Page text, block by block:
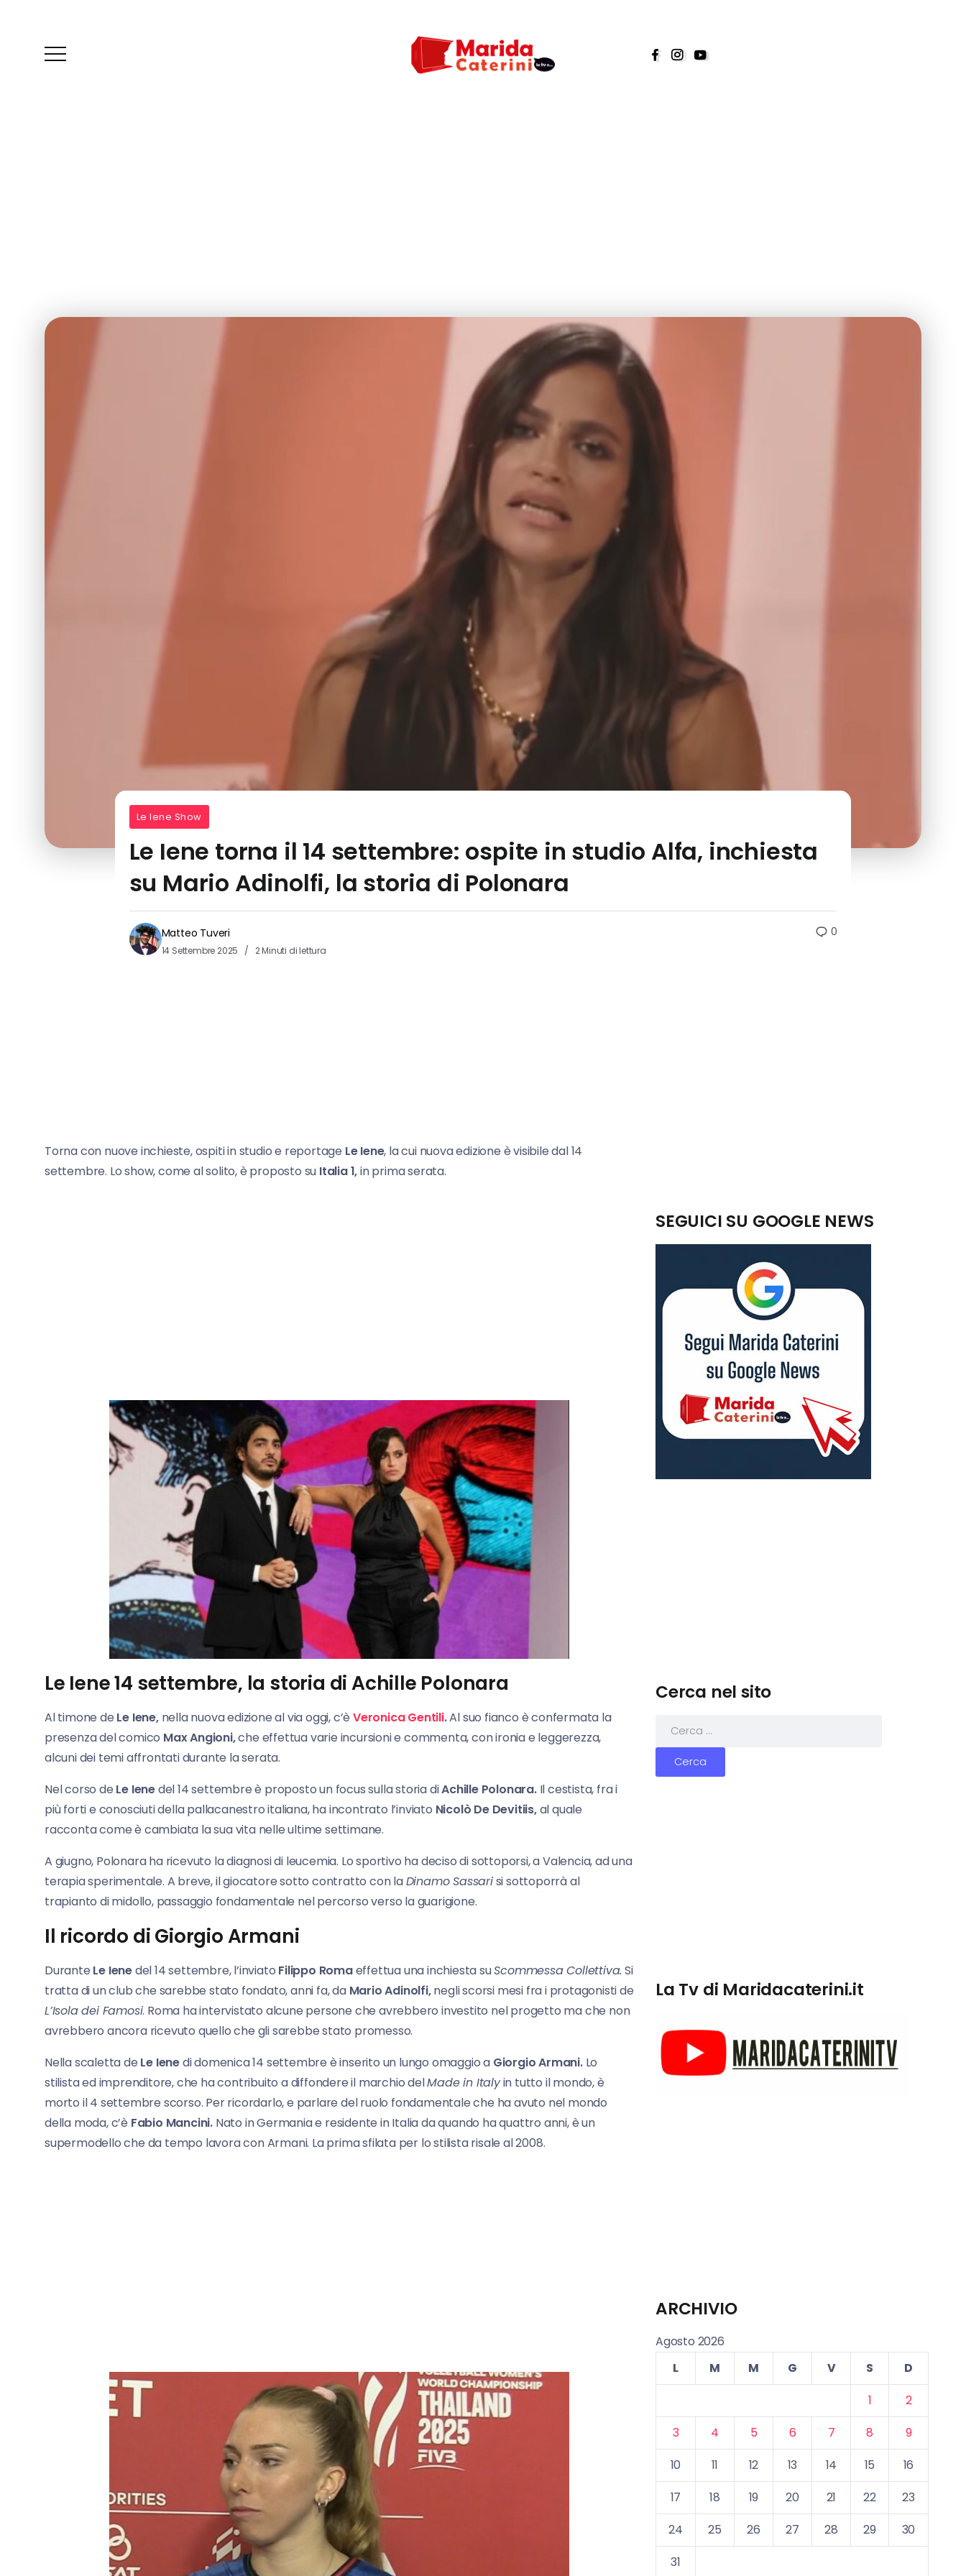
Le Iene Show
Le Iene torna il 14 settembre: ospite in studio Alfa, inchiesta
su Mario Adinolfi, la storia di Polonara
Matteo Tuveri
14 Settembre 2025 2 Minuti di lettura
0
Torna con nuove inchieste, ospiti in studio e reportage Le Iene, la cui nuova edizione è visibile dal 14
settembre. Lo show, come al solito, è proposto su Italia 1,in prima serata.
Le Iene 14 settembre, la storia di Achille Polonara
Al timone de Le Iene,nella nuova edizione al via oggi, c’èVeronica Gentili.Al suo fianco è confermata la
presenza del comico MaxAngioni,che effettua varie incursioni e commenta, con ironia e leggerezza,
alcuni dei temi affrontati durante la serata.
Nel corso de Le Ienedel 14 settembre è proposto un focus sulla storia diAchille Polonara.Il cestista, fra i
più forti e conosciuti della pallacanestro italiana, ha incontrato l’inviato Nicolò De Devitiis,al quale
racconta come è cambiata la sua vita nelle ultime settimane.
A giugno, Polonara ha ricevuto la diagnosi di leucemia. Lo sportivo ha deciso di sottoporsi, a Valencia, ad una
terapia sperimentale. A breve, il giocatore sotto contratto con laDinamo Sassarisi sottoporrà al
trapianto di midollo, passaggio fondamentale nel percorso verso la guarigione.
Il ricordo di Giorgio Armani
Durante Le Ienedel 14 settembre, l’inviato Filippo Romaeffettua una inchiesta suScommessa Collettiva. Si
tratta di un club che sarebbe stato fondato, anni fa, da Mario Adinolfi,negli scorsi mesi fra i protagonisti de
L’Isola dei Famosi. Roma ha intervistato alcune persone che avrebbero investito nel progetto ma che non
avrebbero ancora ricevuto quello che gli sarebbe stato promesso.
Nella scaletta de Le Ienedi domenica 14 settembre è inserito un lungo omaggio a Giorgio Armani.Lo
stilista ed imprenditore, che ha contribuito a diffondere il marchio delMade in Italyin tutto il mondo, è
morto il 4 settembre scorso. Per ricordarlo, e parlare del ruolo fondamentale che ha avuto nel mondo
della moda, c’è Fabio Mancini. Nato in Germania e residente in Italia da quando ha quattro anni, è un
supermodello che da tempo lavora con Armani. La prima sfilata per lo stilista risale al 2008.
SEGUICI SU GOOGLE NEWS
Cerca nel sito
La Tv di Maridacaterini.it
ARCHIVIO
Agosto 2026
L
M M G V S
D
1
2
3
4 5 6 7 8
9
10
11 12 13 14 15
16
17
18 19 20 21 22
23
24
25 26 27 28 29
30
31